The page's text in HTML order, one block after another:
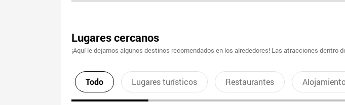
Lugares cercanos
¡Aquí le dejamos algunos destinos recomendados en los alrededores! Las atracciones dentro
Todo Lugares turísticos Restaurantes